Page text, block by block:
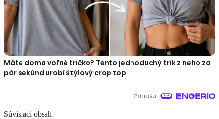
Máte doma voľné tričko? Tento jednoduchý trik z neho za
pár sekúnd urobí štýlový crop top
Súvisiaci obsah